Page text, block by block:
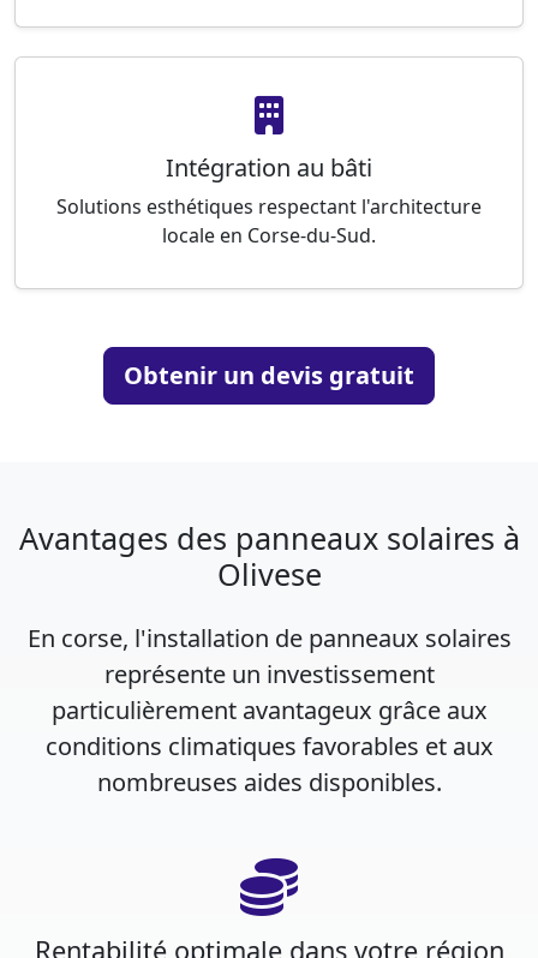
Intégration au bâti
Solutions esthétiques respectant l'architecture
locale en Corse-du-Sud.
Obtenir un devis gratuit
Avantages des panneaux solaires à
Olivese
En corse, l'installation de panneaux solaires
représente un investissement
particulièrement avantageux grâce aux
conditions climatiques favorables et aux
nombreuses aides disponibles.
Rentabilité optimale dans votre région